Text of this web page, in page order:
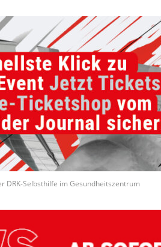
DRK-Selbsthilfe im Gesundheitszentrum